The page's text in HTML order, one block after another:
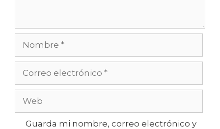
Guarda mi nombre, correo electrónico y